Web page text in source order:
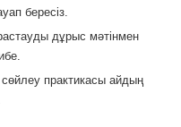
бересіз.
дұрыс мәтінмен
практикасы айдың